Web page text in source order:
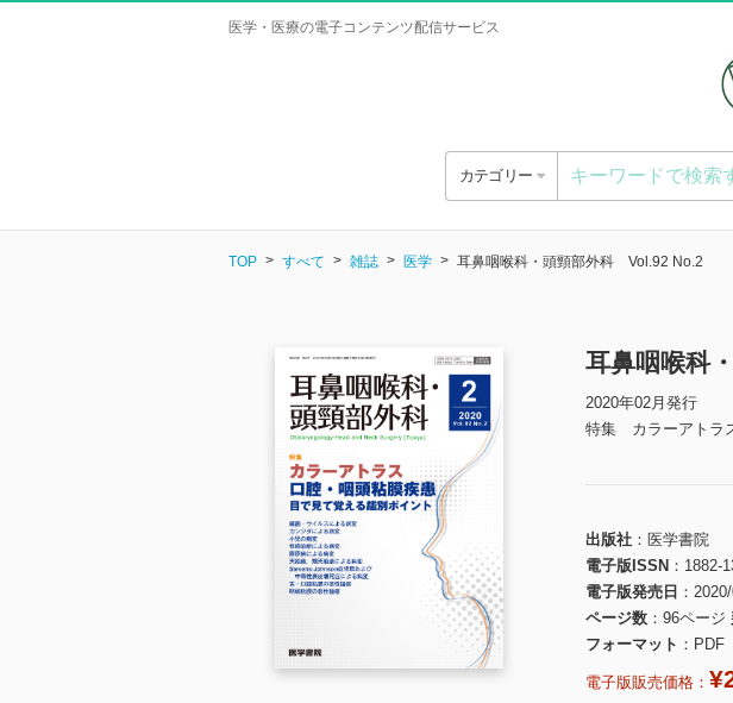
医学・医療の電子コンテンツ配信サービス
カテゴリー
TOP すべて 雑誌 医学 耳鼻咽喉科・頭頸部外科 Vol.92 No.2
耳鼻咽喉科
2020年02月発行
特集 カラーアトラ
出版社
医学書院
電子版ISSN
1882-
電子版発売日
ページ数
96ページ
フォーマット
PDF
電子版販売価格：